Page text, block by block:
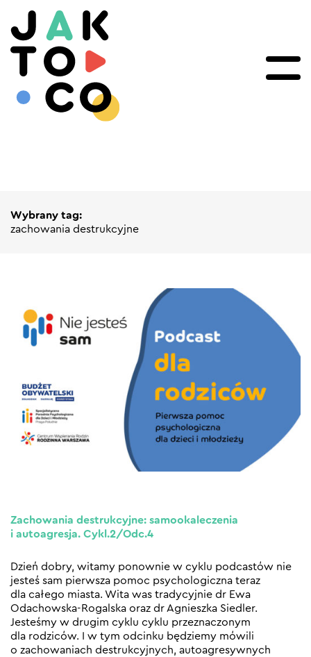
Wybrany tag:
zachowania destrukcyjne
Zachowania destrukcyjne: samookaleczenia
i autoagresja. Cykl.2/Odc.4
Dzień dobry, witamy ponownie w cyklu podcastów nie
jesteś sam pierwsza pomoc psychologiczna teraz
dla całego miasta. Wita was tradycyjnie dr Ewa
Odachowska-Rogalska oraz dr Agnieszka Siedler.
Jesteśmy w drugim cyklu cyklu przeznaczonym
dla rodziców. I w tym odcinku będziemy mówili
o zachowaniach destrukcyjnych, autoagresywnych